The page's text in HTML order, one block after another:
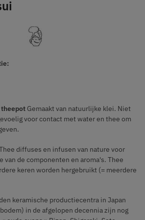
Gemaakt van natuurlijke klei. Niet
voor contact met water en thee om
diffuses en infusen van nature voor
van de componenten en aroma's. Thee
keren worden hergebruikt (= meerdere
keramische productiecentra in Japan
in de afgelopen decennia zijn nog